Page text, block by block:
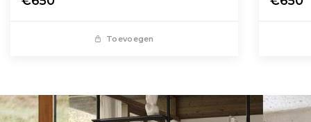
Toevoegen